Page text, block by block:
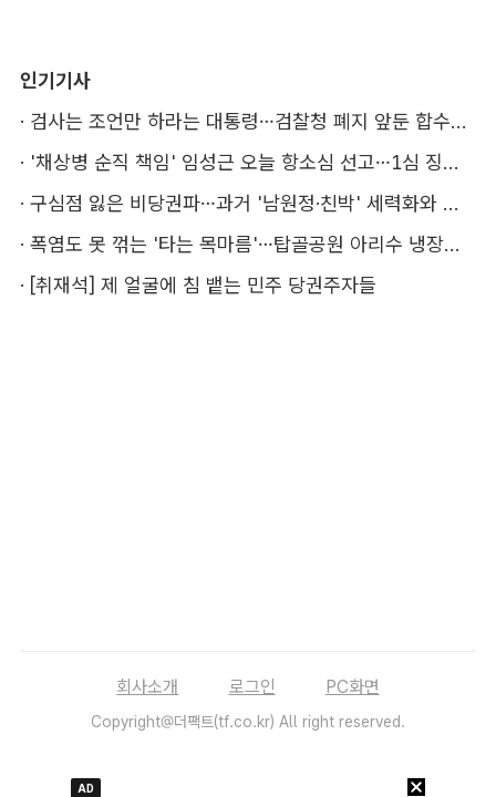
인기기사
·
검사는 조언만 하라는 대통령…검찰청 폐지 앞둔 합수본 '딜레마'
·
'채상병 순직 책임' 임성근 오늘 항소심 선고…1심 징역 3년
·
구심점 잃은 비당권파…과거 '남원정·친박' 세력화와 다른 점은
·
폭염도 못 꺾는 '타는 목마름'…탑골공원 아리수 냉장고 가보니
· [취재석] 제 얼굴에 침 뱉는 민주 당권주자들
회사소개 로그인 PC화면
Copyright@더팩트(tf.co.kr) All right reserved.
AD